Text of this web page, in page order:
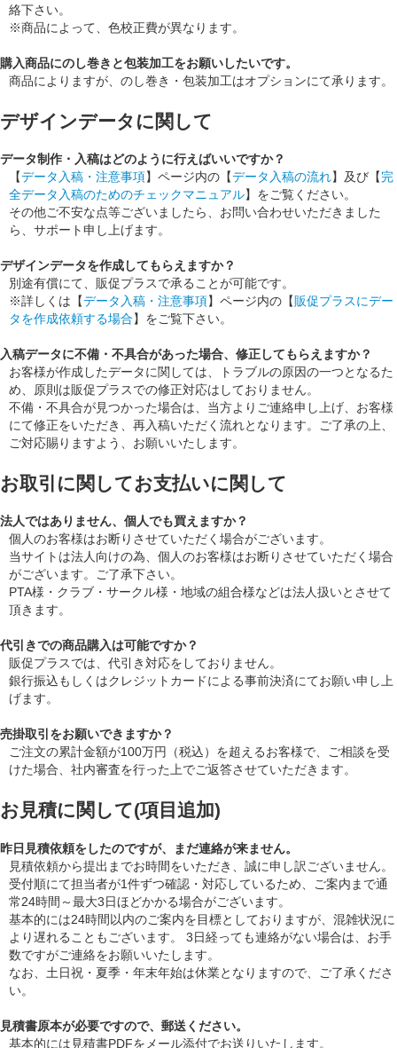
絡下さい。
※商品によって、色校正費が異なります。
購入商品にのし巻きと包装加工をお願いしたいです。
商品によりますが、のし巻き・包装加工はオプションにて承ります。
デザインデータに関して
データ制作・入稿はどのように行えばいいですか？
【データ入稿・注意事項】ページ内の【データ入稿の流れ】及び【完
全データ入稿のためのチェックマニュアル】をご覧ください。
その他ご不安な点等ございましたら、お問い合わせいただきました
ら、サポート申し上げます。
デザインデータを作成してもらえますか？
別途有償にて、販促プラスで承ることが可能です。
※詳しくは【データ入稿・注意事項】ページ内の【販促プラスにデー
タを作成依頼する場合】をご覧下さい。
入稿データに不備・不具合があった場合、修正してもらえますか？
お客様が作成したデータに関しては、トラブルの原因の一つとなるた
め、原則は販促プラスでの修正対応はしておりません。
不備・不具合が見つかった場合は、当方よりご連絡申し上げ、お客様
にて修正をいただき、再入稿いただく流れとなります。ご了承の上、
ご対応賜りますよう、お願いいたします。
お取引に関してお支払いに関して
法人ではありません、個人でも買えますか？
個人のお客様はお断りさせていただく場合がございます。
当サイトは法人向けの為、個人のお客様はお断りさせていただく場合
がございます。ご了承下さい。
PTA様・クラブ・サークル様・地域の組合様などは法人扱いとさせて
頂きます。
代引きでの商品購入は可能ですか？
販促プラスでは、代引き対応をしておりません。
銀行振込もしくはクレジットカードによる事前決済にてお願い申し上
げます。
売掛取引をお願いできますか？
ご注文の累計金額が100万円（税込）を超えるお客様で、ご相談を受
けた場合、社内審査を行った上でご返答させていただきます。
お見積に関して(項目追加)
昨日見積依頼をしたのですが、まだ連絡が来ません。
見積依頼から提出までお時間をいただき、誠に申し訳ございません。
受付順にて担当者が1件ずつ確認・対応しているため、ご案内まで通
常24時間～最大3日ほどかかる場合がございます。
基本的には24時間以内のご案内を目標としておりますが、混雑状況に
より遅れることもございます。 3日経っても連絡がない場合は、お手
数ですがご連絡をお願いいたします。
なお、土日祝・夏季・年末年始は休業となりますので、ご了承くださ
い。
見積書原本が必要ですので、郵送ください。
基本的には見積書PDFをメール添付でお送りいたします。